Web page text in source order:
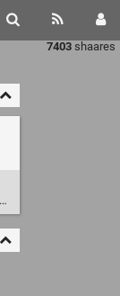
7403 shaares